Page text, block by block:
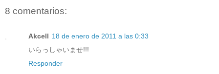
8 comentarios:
Akcell 18 de enero de 2011 a las 0:33
いらっしゃいませ!!!
Responder